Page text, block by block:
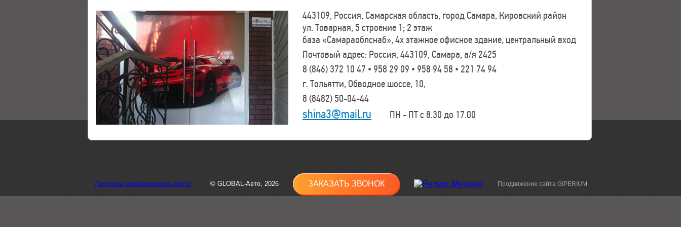
443109, Россия, Самарская область, город Самара, Кировский район
ул. Товарная, 5 строение 1; 2 этаж
база «Самараоблснаб», 4х этажное офисное здание, центральный вход
Почтовый адрес: Россия, 443109, Самара, а/я 2425
8 (846) 372 10 47 • 958 29 09 • 958 94 58 • 221 74 94
г. Тольятти, Обводное шоссе, 10,
8 (8482) 50-04-44
shina3@mail.ru ПН - ПТ с 8.30 до 17.00
Политика конфиденциальности © GLOBAL-Авто, 2026 ЗАКАЗАТЬ ЗВОНОК Продвижение сайта GIPERIUM